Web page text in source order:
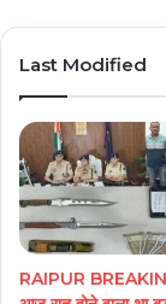
Last Modified
RAIPUR